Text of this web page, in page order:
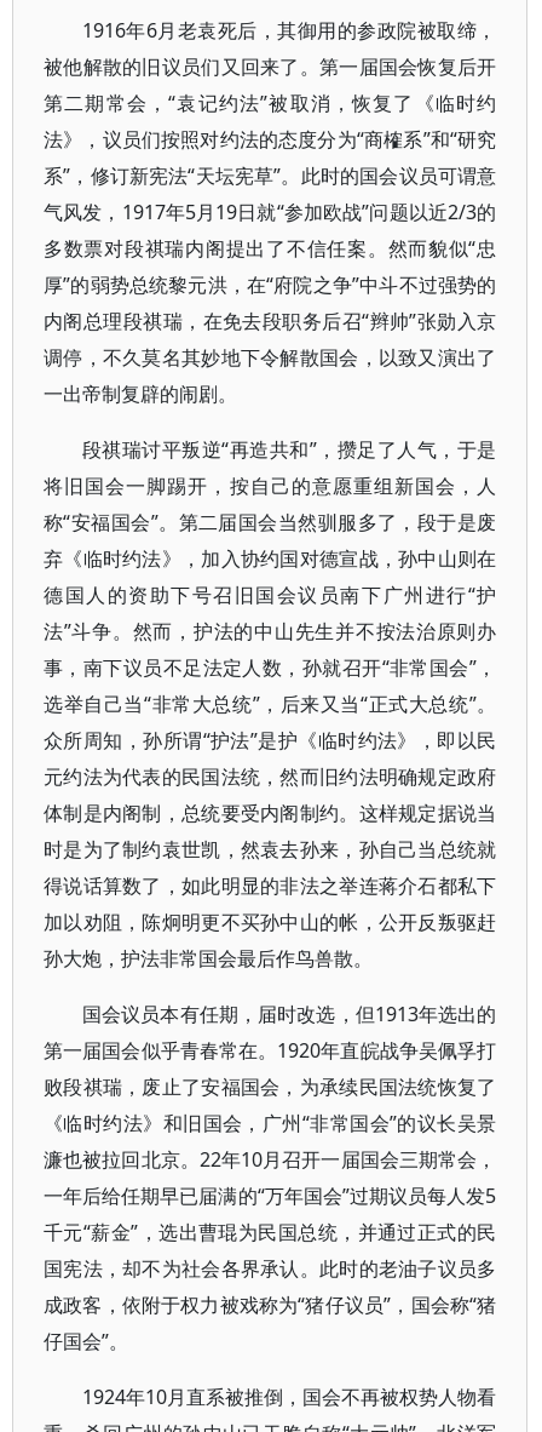
1916年6月老袁死后，其御用的参政院被取缔，
被他解散的旧议员们又回来了。第一届国会恢复后开
第二期常会，“袁记约法”被取消，恢复了《临时约
法》，议员们按照对约法的态度分为“商榷系”和“研究
系”，修订新宪法“天坛宪草”。此时的国会议员可谓意
气风发，1917年5月19日就“参加欧战”问题以近2/3的
多数票对段祺瑞内阁提出了不信任案。然而貌似“忠
厚”的弱势总统黎元洪，在“府院之争”中斗不过强势的
内阁总理段祺瑞，在免去段职务后召“辫帅”张勋入京
调停，不久莫名其妙地下令解散国会，以致又演出了
一出帝制复辟的闹剧。
段祺瑞讨平叛逆“再造共和”，攒足了人气，于是
将旧国会一脚踢开，按自己的意愿重组新国会，人
称“安福国会”。第二届国会当然驯服多了，段于是废
弃《临时约法》，加入协约国对德宣战，孙中山则在
德国人的资助下号召旧国会议员南下广州进行“护
法”斗争。然而，护法的中山先生并不按法治原则办
事，南下议员不足法定人数，孙就召开“非常国会”，
选举自己当“非常大总统”，后来又当“正式大总统”。
众所周知，孙所谓“护法”是护《临时约法》，即以民
元约法为代表的民国法统，然而旧约法明确规定政府
体制是内阁制，总统要受内阁制约。这样规定据说当
时是为了制约袁世凯，然袁去孙来，孙自己当总统就
得说话算数了，如此明显的非法之举连蒋介石都私下
加以劝阻，陈炯明更不买孙中山的帐，公开反叛驱赶
孙大炮，护法非常国会最后作鸟兽散。
国会议员本有任期，届时改选，但1913年选出的
第一届国会似乎青春常在。1920年直皖战争吴佩孚打
败段祺瑞，废止了安福国会，为承续民国法统恢复了
《临时约法》和旧国会，广州“非常国会”的议长吴景
濂也被拉回北京。22年10月召开一届国会三期常会，
一年后给任期早已届满的“万年国会”过期议员每人发5
千元“薪金”，选出曹琨为民国总统，并通过正式的民
国宪法，却不为社会各界承认。此时的老油子议员多
成政客，依附于权力被戏称为“猪仔议员”，国会称“猪
仔国会”。
1924年10月直系被推倒，国会不再被权势人物看